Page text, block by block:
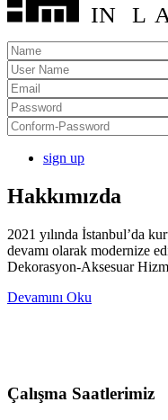
IN L
sign up
Hakkımızda
2021 yılında İstanbul’da
devamı olarak modernize
Dekorasyon-Aksesuar
Devamını Oku
Çalışma Saatlerimiz